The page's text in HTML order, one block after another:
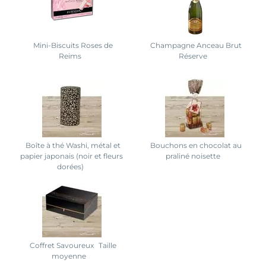
Mini-Biscuits Roses de
Reims
Champagne Anceau Brut
Réserve
Boîte à thé Washi, métal et
papier japonais (noir et fleurs
dorées)
Bouchons en chocolat au
praliné noisette
Coffret Savoureux Taille
moyenne